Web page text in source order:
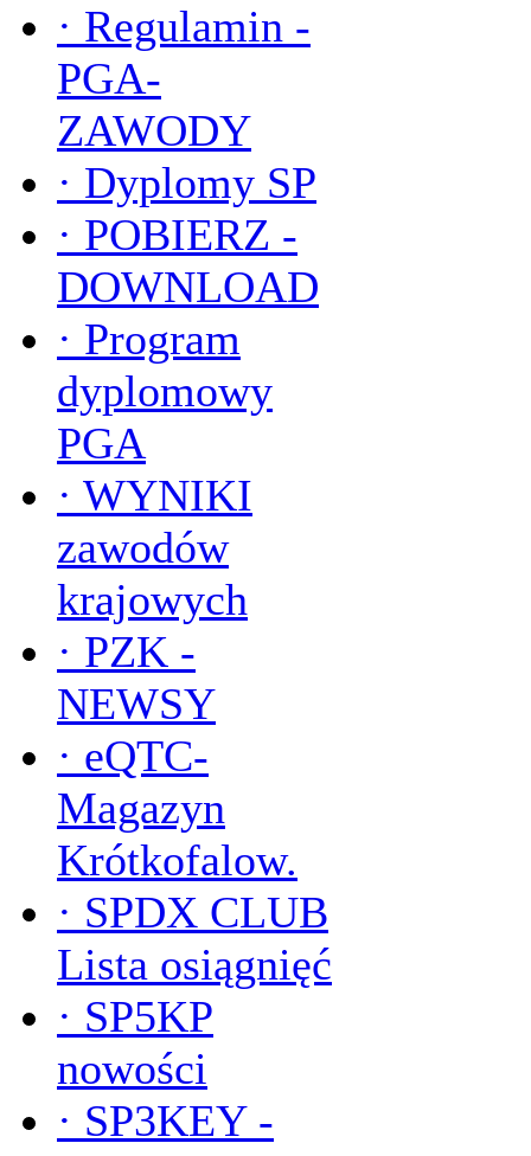
· Regulamin -
PGA-
ZAWODY
· Dyplomy SP
· POBIERZ -
DOWNLOAD
· Program
dyplomowy
PGA
· WYNIKI
zawodów
krajowych
· PZK -
NEWSY
· eQTC-
Magazyn
Krótkofalow.
· SPDX CLUB
Lista osiągnięć
· SP5KP
nowości
· SP3KEY -